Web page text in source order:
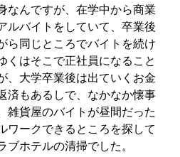
なんですが、在学中から商業
ルバイトをしていて、卒業後
ら同じところでバイトを続け
くはそこで正社員になること
、大学卒業後は出ていくお金
済もあるしで、なかなか懐事
貨屋のバイトが昼間だった
ワークできるところを探して
ブホテルの清掃でした。